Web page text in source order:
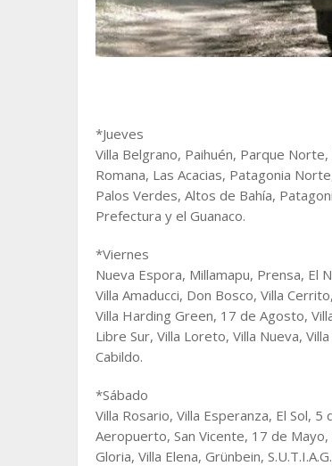
*Jueves
Villa Belgrano, Paihuén, Parque
Romana, Las Acacias, Patagonia
Palos Verdes, Altos de Bahía,
Prefectura y el Guanaco.
*Viernes
Nueva Espora, Millamapu, Prensa, El
Villa Amaducci, Don Bosco, Villa
Villa Harding Green, 17 de Agosto,
Libre Sur, Villa Loreto, Villa Nueva,
Cabildo.
*Sábado
Villa Rosario, Villa Esperanza, El Sol,
Aeropuerto, San Vicente, 17 de Mayo,
Gloria, Villa Elena, Grünbein,